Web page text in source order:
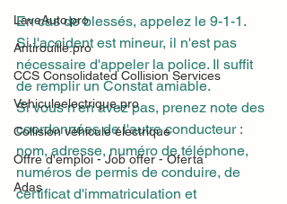
LaveAuto.pro
Antirouille.pro
CCS Consolidated Collision Services
Vehiculeelectrique.pro
Collision véhicule électrique
Offre d'emploi - Job offer - Oferta
Adas
En cas de blessés, appelez le 9-1-1.
Si l'accident est mineur, il n'est pas
nécessaire d'appeler la police. Il suffit
de remplir un Constat amiable.
Si vous n'en avez pas, prenez note des
coordonnées de l'autre conducteur :
nom, adresse, numéro de téléphone,
numéros de permis de conduire, de
certificat d'immatriculation et